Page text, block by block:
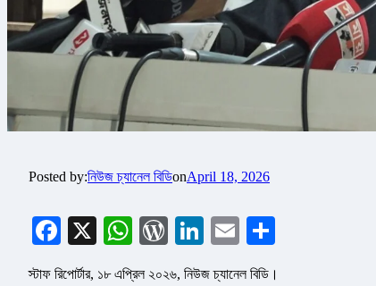
Posted by:নিউজ চ্যানেল বিডিonApril 18, 2026
Facebook
X WhatsApp
WordPress
LinkedIn
Email
স্টাফ রিপোর্টার, ১৮ এপ্রিল ২০২৬, নিউজ চ্যানেল বিডি।